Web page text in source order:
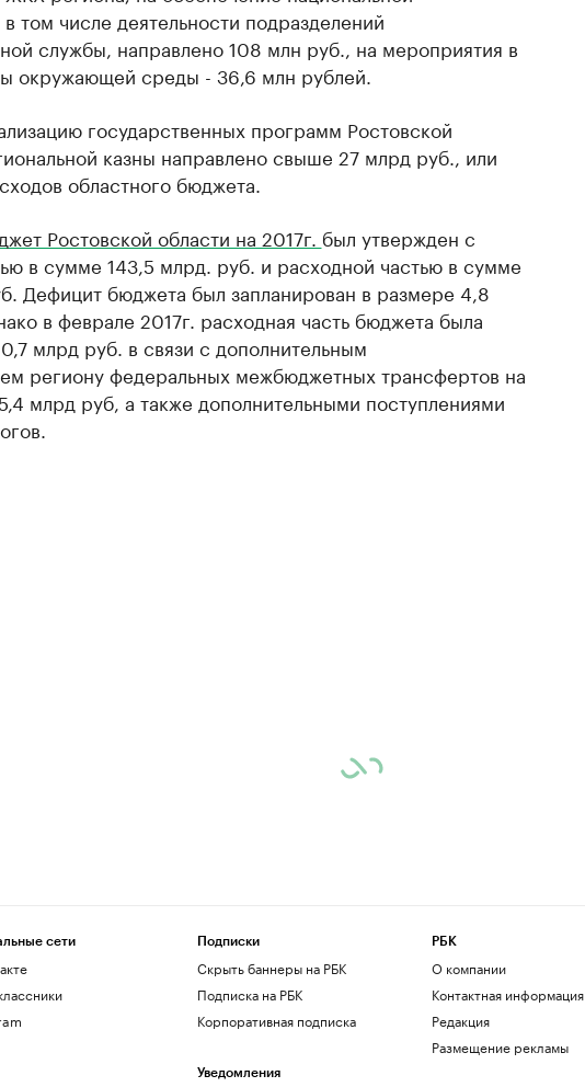
том числе деятельности подразделений
службы, направлено 108 млн руб., на мероприятия в
окружающей среды - 36,6 млн рублей.
государственных программ Ростовской
казны направлено свыше 27 млрд руб., или
областного бюджета.
Ростовской области на 2017г. был утвержден с
в сумме 143,5 млрд. руб. и расходной частью в сумме
Дефицит бюджета был запланирован в размере 4,8
в феврале 2017г. расходная часть бюджета была
млрд руб. в связи с дополнительным
региону федеральных межбюджетных трансфертов на
млрд руб, а также дополнительными поступлениями
сети Подписки
Скрыть баннеры на РБК
Подписка на РБК
Корпоративная подписка
Уведомления
РБК
О компании
Контактная информация
Редакция
Размещение рекламы